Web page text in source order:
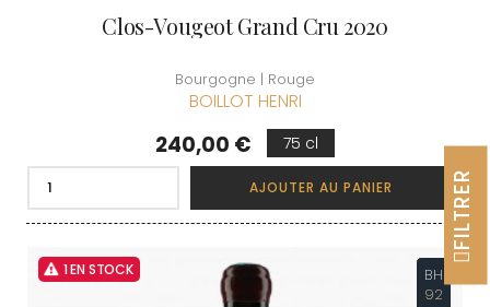
Clos-Vougeot Grand Cru 2020
Bourgogne | Rouge
BOILLOT HENRI
Prix
240,00 € 75 cl
AJOUTER AU PANIER
1 EN STOCK
BH
92
FILTRER